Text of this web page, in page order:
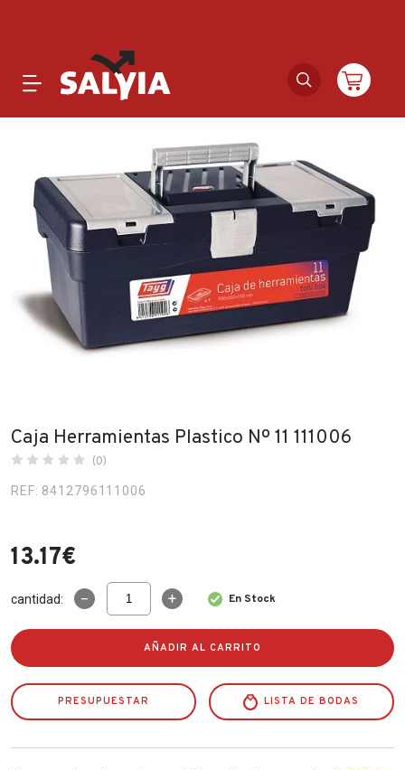
Novedades
Outlet
Ofertas
Marcas
Fabricantes
Conócenos
FAQ’s
Contacto
Caja Herramientas Plastico Nº 11 111006
(0)
REF: 8412796111006
13.17€
cantidad:
Caja
Herramientas
111006
cantidad
En Stock
AÑADIR AL CARRITO
PRESUPUESTAR LISTA DE BODAS